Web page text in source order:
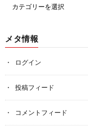
メタ情報
ログイン
投稿フィード
コメントフィード